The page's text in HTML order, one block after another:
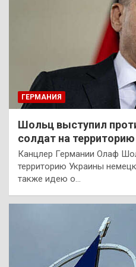
ГЕРМАНИЯ
Шольц выступил
солдат на
Канцлер Германии Олаф
территорию Украины
также идею о…